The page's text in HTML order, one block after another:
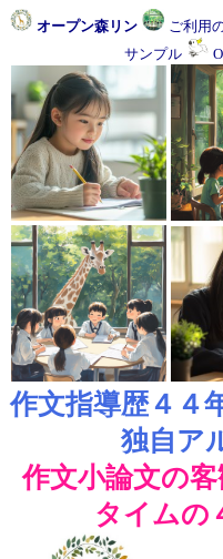
オープン森リン ご利用
サンプル
作文指導歴４４
独自ア
作文小論文の客
タイムの